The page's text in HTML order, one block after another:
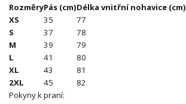
RozměryPás (cm)Délka vnitřní nohavice (cm)
XS
35
77
S
37
78
M
39
79
L
41
80
XL
43
81
2XL
45
82
Pokyny k praní: